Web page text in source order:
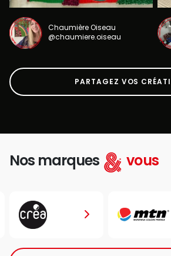
Chaumière Oiseau
@chaumiere.oiseau
PARTAGEZ VOS
Nos marques vous